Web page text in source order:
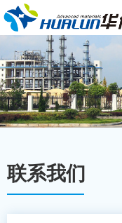
联系我们